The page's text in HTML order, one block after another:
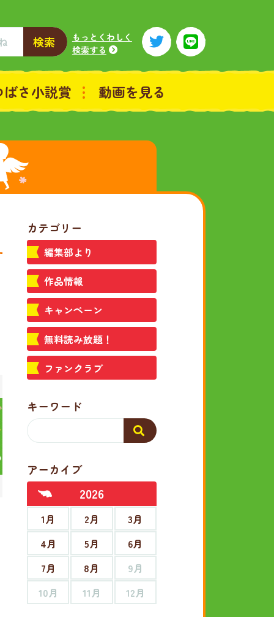
検索
もっとくわしく
検索する
ばさ小説賞 動画を見る
カテゴリー
編集部より
作品情報
キャンペーン
無料読み放題！
ファンクラブ
キーワード
アーカイブ
2026
1月 2月
3月
4月
5月
6月
7月
8月
9月
10月
11月 12月